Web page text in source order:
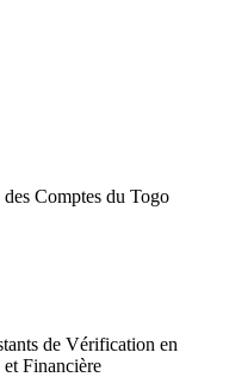
Comptes du Togo
de Vérification en
Financière